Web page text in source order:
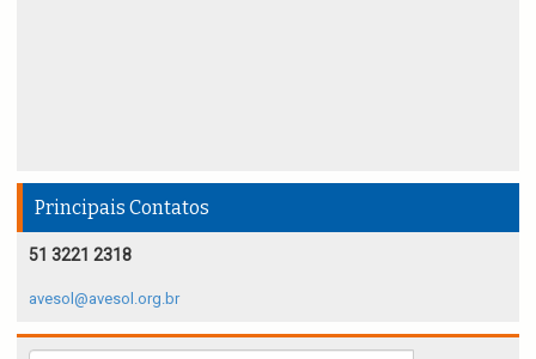
Principais Contatos
51 3221 2318
avesol@avesol.org.br